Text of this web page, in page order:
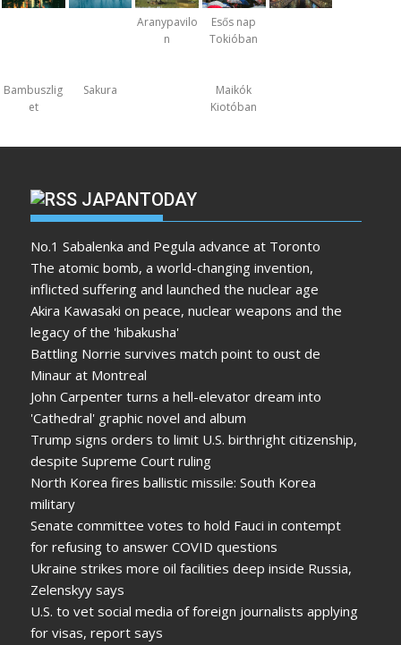
Aranypavilo
n
Esős nap
Tokióban
Bambuszlig
et
Sakura
Maikók
Kiotóban
JAPANTODAY
No.1 Sabalenka and Pegula advance at Toronto
The atomic bomb, a world-changing invention,
inflicted suffering and launched the nuclear age
Akira Kawasaki on peace, nuclear weapons and the
legacy of the 'hibakusha'
Battling Norrie survives match point to oust de
Minaur at Montreal
John Carpenter turns a hell-elevator dream into
'Cathedral' graphic novel and album
Trump signs orders to limit U.S. birthright citizenship,
despite Supreme Court ruling
North Korea fires ballistic missile: South Korea
military
Senate committee votes to hold Fauci in contempt
for refusing to answer COVID questions
Ukraine strikes more oil facilities deep inside Russia,
Zelenskyy says
U.S. to vet social media of foreign journalists applying
for visas, report says